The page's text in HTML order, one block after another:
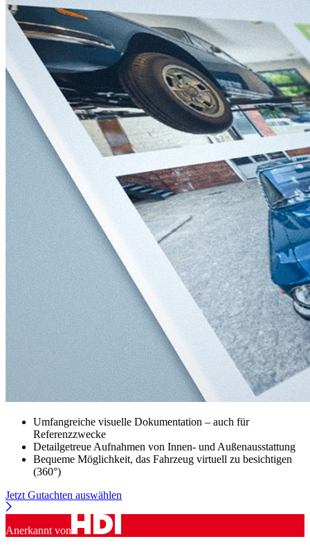
Umfangreiche visuelle Dokumentation – auch für
Referenzzwecke
Detailgetreue Aufnahmen von Innen- und Außenausstattung
Bequeme Möglichkeit, das Fahrzeug virtuell zu besichtigen
(360°)
Jetzt Gutachten auswählen
Anerkannt von